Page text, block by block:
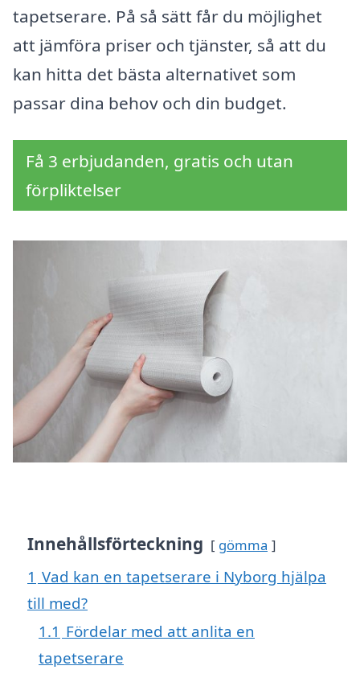
tapetserare. På så sätt får du möjlighet
att jämföra priser och tjänster, så att du
kan hitta det bästa alternativet som
passar dina behov och din budget.
Få 3 erbjudanden, gratis och utan
förpliktelser
Innehållsförteckning gömma
1 Vad kan en tapetserare i Nyborg hjälpa
till med?
1.1 Fördelar med att anlita en
tapetserare